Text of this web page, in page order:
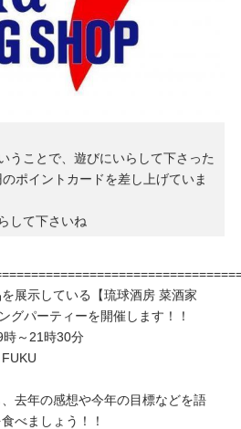
うことで、遊びにいらして下さった
ポイントカードを差し上げていま
して下さいね
展示している【琉球酒房 菜酒家
グパーティーを開催します！！
～21時30分
去年の感想や今年の目標などを語
べましょう！！